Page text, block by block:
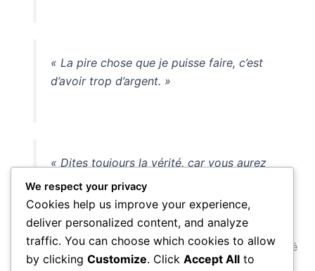
« La pire chose que je puisse faire, c’est
d’avoir trop d’argent. »
« Dites toujours la vérité, car vous aurez
moins de choses à mémoriser. »
Buffett a démontré que la patience, la discipline et l’intégrité
sont les véritables fondements du succès à long terme —
We respect your privacy
Cookies help us improve your experience,
deliver personalized content, and analyze
traffic. You can choose which cookies to allow
by clicking Customize. Click Accept All to